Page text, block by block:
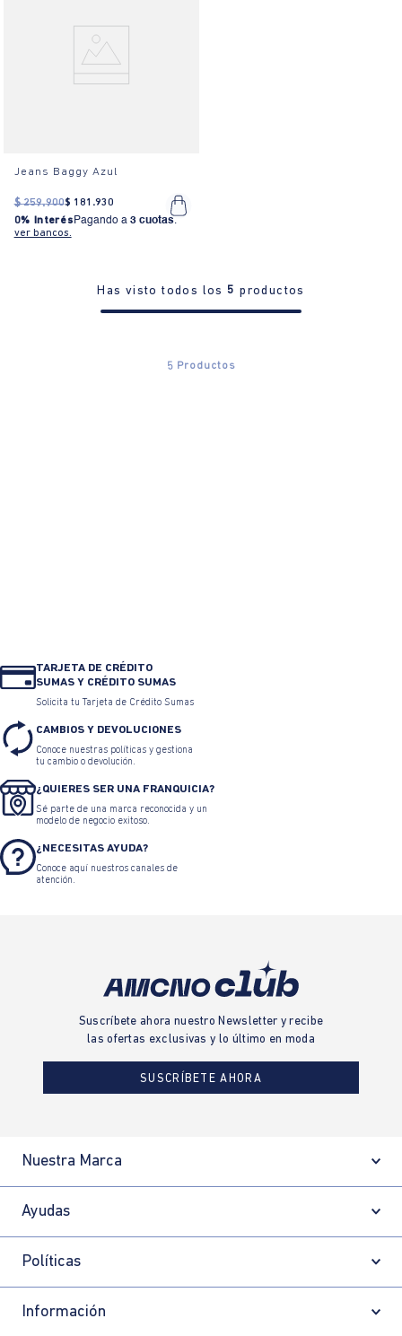
Jeans Baggy Azul
$ 259.900$ 181 .930
0% Interés Pagando a 3 cuotas.
ver bancos.
Has visto todos los 5 productos
5 Productos
TARJETA DE CRÉDITO
SUMAS Y CRÉDITO SUMAS
Solicita tu Tarjeta de Crédito Sumas
CAMBIOS Y DEVOLUCIONES
Conoce nuestras políticas y gestiona
tu cambio o devolución.
¿QUIERES SER UNA FRANQUICIA?
Sé parte de una marca reconocida y un
modelo de negocio exitoso.
¿NECESITAS AYUDA?
Conoce aquí nuestros canales de
atención.
Suscríbete ahora nuestro Newsletter y recibe
las ofertas exclusivas y lo último en moda
SUSCRÍBETE AHORA
Nuestra Marca
Ayudas
Políticas
Información